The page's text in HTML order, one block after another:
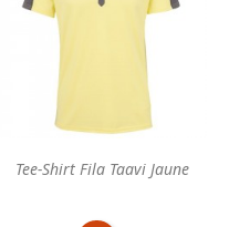
Tee-Shirt Fila Taavi Jaune